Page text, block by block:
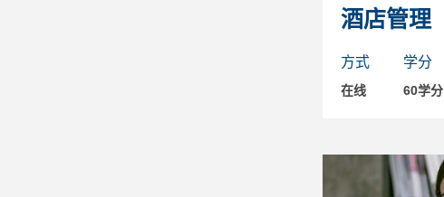
酒店管理
方式
在线
学分
60学分